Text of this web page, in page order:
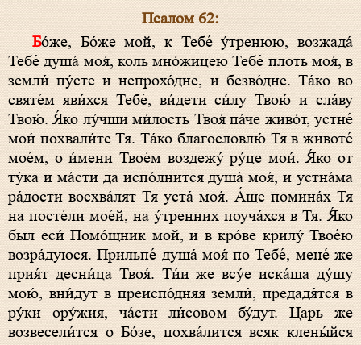
Псалом 62:
Бо́же, Бо́же мой, к Тебе́ у́тренюю, возжада́
Тебе́ душа́ моя́, коль мно́жицею Тебе́ плоть моя́, в
земли́ пу́сте и непрохо́дне, и безво́дне. Та́ко во
святе́м яви́хся Тебе́, ви́дети си́лу Твою́ и сла́ву
Твою́. Я́ко лу́чши ми́лость Твоя́ па́че живо́т, устне́
мои́ похвали́те Тя. Та́ко благословлю́ Тя в животе́
мое́м, о и́мени Твое́м воздежу́ ру́це мои́. Я́ко от
ту́ка и ма́сти да испо́лнится душа́ моя́, и устна́ма
ра́дости восхва́лят Тя уста́ моя́. А́ще помина́х Тя
на посте́ли мое́й, на у́тренних поуча́хся в Тя. Я́ко
был еси́ Помо́щник мой, и в кро́ве крилу́ Твое́ю
возра́дуюся. Прильпе́ душа́ моя́ по Тебе́, мене́ же
прия́т десни́ца Твоя́. Ти́и же всу́е иска́ша ду́шу
мою́, вни́дут в преиспо́дняя земли́, предадя́тся в
ру́ки ору́жия, ча́сти ли́совом бу́дут. Царь же
возвесели́тся о Бо́зе, похва́лится всяк клены́йся